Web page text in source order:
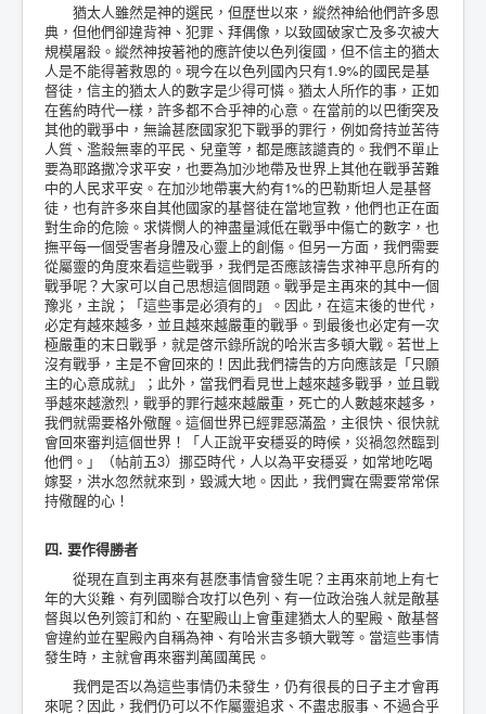
猶太人雖然是神的選民，但歴世以來，縱然神給他們許多恩
典，但他們卻違背神、犯罪、拜偶像，以致國破家亡及多次被大
規模屠殺。縱然神按著祂的應許使以色列復國，但不信主的猶太
人是不能得著救恩的。現今在以色列國內只有1.9%的國民是基
督徒，信主的猶太人的數字是少得可憐。猶太人所作的事，正如
在舊約時代一樣，許多都不合乎神的心意。在當前的以巴衝突及
其他的戰爭中，無論甚麽國家犯下戰爭的罪行，例如脅持並苦待
人質、濫殺無辜的平民、兒童等，都是應該譴責的。我們不單止
要為耶路撒冷求平安，也要為加沙地帶及世界上其他在戰爭苦難
中的人民求平安。在加沙地帶裏大約有1%的巴勒斯坦人是基督
徒，也有許多來自其他國家的基督徒在當地宣教，他們也正在面
對生命的危險。求憐憫人的神盡量減低在戰爭中傷亡的數字，也
撫平每一個受害者身體及心靈上的創傷。但另一方面，我們需要
從屬靈的角度來看這些戰爭，我們是否應該禱告求神平息所有的
戰爭呢？大家可以自己思想這個問題。戰爭是主再來的其中一個
豫兆，主說；「這些事是必須有的」。因此，在這末後的世代，
必定有越來越多，並且越來越嚴重的戰爭。到最後也必定有一次
極嚴重的末日戰爭，就是啓示錄所說的哈米吉多頓大戰。若世上
沒有戰爭，主是不會回來的！因此我們禱告的方向應該是「只願
主的心意成就」；此外，當我們看見世上越來越多戰爭，並且戰
爭越來越激烈，戰爭的罪行越來越嚴重，死亡的人數越來越多，
我們就需要格外儆醒。這個世界已經罪惡滿盈，主很快、很快就
會回來審判這個世界！「人正說平安穩妥的時候，災禍忽然臨到
他們。」（帖前五3）挪亞時代，人以為平安穩妥，如常地吃喝
嫁娶，洪水忽然就來到，毀滅大地。因此，我們實在需要常常保
持儆醒的心！
四. 要作得勝者
從現在直到主再來有甚麽事情會發生呢？主再來前地上有七
年的大災難、有列國聯合攻打以色列、有一位政治強人就是敵基
督與以色列簽訂和約、在聖殿山上會重建猶太人的聖殿、敵基督
會違約並在聖殿內自稱為神、有哈米吉多頓大戰等。當這些事情
發生時，主就會再來審判萬國萬民。
我們是否以為這些事情仍未發生，仍有很長的日子主才會再
來呢？因此，我們仍可以不作屬靈追求、不盡忠服事、不過合乎